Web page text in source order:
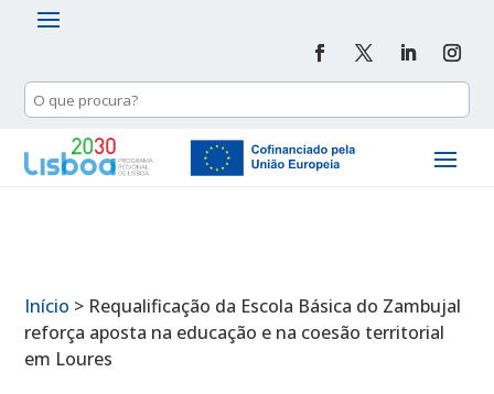
Início > Requalificação da Escola Básica do Zambujal
reforça aposta na educação e na coesão territorial
em Loures